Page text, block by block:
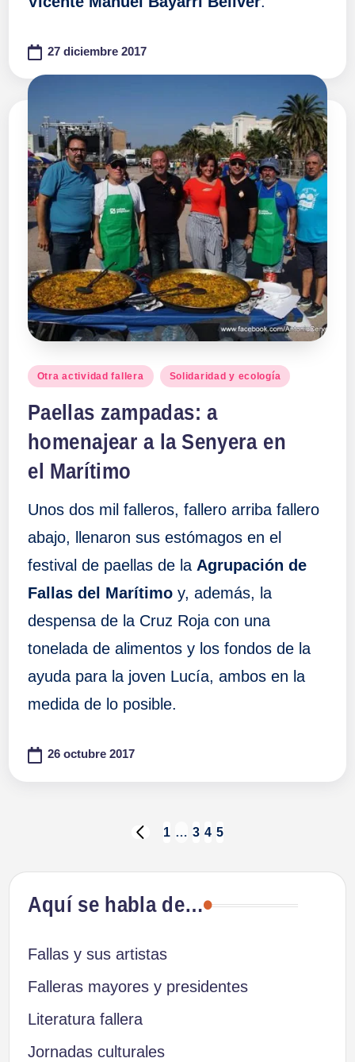
27 diciembre 2017
Publicado
Otra actividad fallera Solidaridad y ecología
Paellas zampadas: a
homenajear a la Senyera en
el Marítimo
Unos dos mil falleros, fallero arriba fallero
abajo, llenaron sus estómagos en el
festival de paellas de la Agrupación de
Fallas del Marítimoy, además, la
despensa de la Cruz Roja con una
tonelada de alimentos y los fondos de la
ayuda para la joven Lucía, ambos en la
medida de lo posible.
26 octubre 2017
Paginación
de
entradas
PÁGINA
1 … 3 4 5
Aquí se habla de…
Fallas y sus artistas
Falleras mayores y presidentes
Literatura fallera
Jornadas culturales